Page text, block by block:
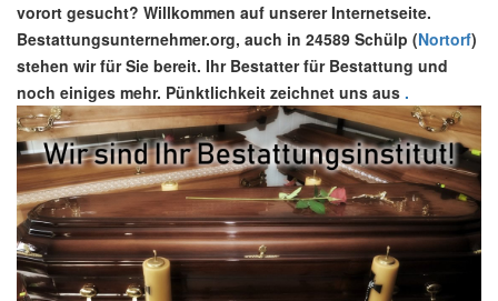
vorort gesucht? Willkommen auf unserer Internetseite.
Bestattungsunternehmer.org, auch in 24589 Schülp (Nortorf)
stehen wir für Sie bereit. Ihr Bestatter für Bestattung und
noch einiges mehr. Pünktlichkeit zeichnet uns aus .